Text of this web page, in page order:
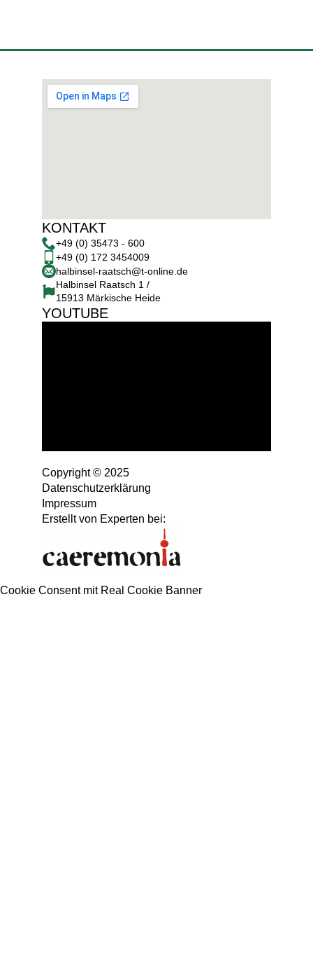
KONTAKT
+49 (0) 35473 - 600
+49 (0) 172 3454009
halbinsel-raatsch@t-online.de
Halbinsel Raatsch 1 /
15913 Märkische Heide
YOUTUBE
Copyright © 2025
Datenschutzerklärung
Impressum
Erstellt von Experten bei:
Cookie Consent mit Real Cookie Banner